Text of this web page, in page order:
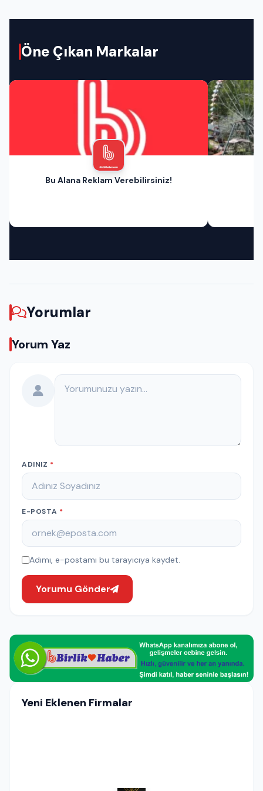
Öne Çıkan Markalar
Bu Alana Reklam Verebilirsiniz!
Yorumlar
Yorum Yaz
Yorumunuz
ADINIZ *
E-POSTA *
Adımı, e-postamı bu tarayıcıya kaydet.
Yorumu Gönder
Yeni Eklenen Firmalar